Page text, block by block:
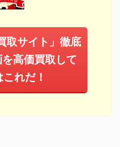
取サイト」徹底
高価買取して
れだ！